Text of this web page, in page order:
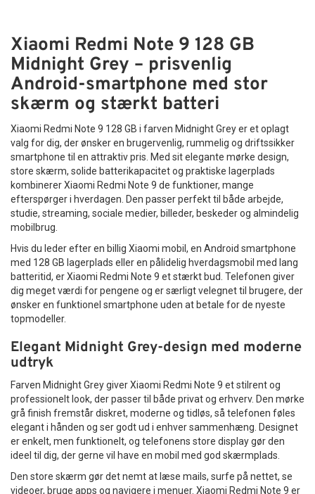
Xiaomi Redmi Note 9 128 GB
Midnight Grey – prisvenlig
Android-smartphone med stor
skærm og stærkt batteri
Xiaomi Redmi Note 9 128 GB i farven Midnight Grey er et oplagt
valg for dig, der ønsker en brugervenlig, rummelig og driftssikker
smartphone til en attraktiv pris. Med sit elegante mørke design,
store skærm, solide batterikapacitet og praktiske lagerplads
kombinerer Xiaomi Redmi Note 9 de funktioner, mange
efterspørger i hverdagen. Den passer perfekt til både arbejde,
studie, streaming, sociale medier, billeder, beskeder og almindelig
mobilbrug.
Hvis du leder efter en billig Xiaomi mobil, en Android smartphone
med 128 GB lagerplads eller en pålidelig hverdagsmobil med lang
batteritid, er Xiaomi Redmi Note 9 et stærkt bud. Telefonen giver
dig meget værdi for pengene og er særligt velegnet til brugere, der
ønsker en funktionel smartphone uden at betale for de nyeste
topmodeller.
Elegant Midnight Grey-design med moderne
udtryk
Farven Midnight Grey giver Xiaomi Redmi Note 9 et stilrent og
professionelt look, der passer til både privat og erhverv. Den mørke
grå finish fremstår diskret, moderne og tidløs, så telefonen føles
elegant i hånden og ser godt ud i enhver sammenhæng. Designet
er enkelt, men funktionelt, og telefonens store display gør den
ideel til dig, der gerne vil have en mobil med god skærmplads.
Den store skærm gør det nemt at læse mails, surfe på nettet, se
videoer, bruge apps og navigere i menuer. Xiaomi Redmi Note 9 er